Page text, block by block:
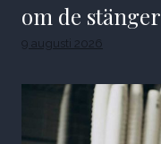
om de stänger
9 augusti 2026